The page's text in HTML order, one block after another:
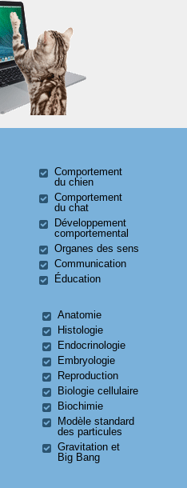
Comportement
du chien
Comportement
du chat
Développement
comportemental
Organes des sens
Communication
Éducation
Anatomie
Histologie
Endocrinologie
Embryologie
Reproduction
Biologie cellulaire
Biochimie
Modèle standard
des particules
Gravitation et
Big Bang